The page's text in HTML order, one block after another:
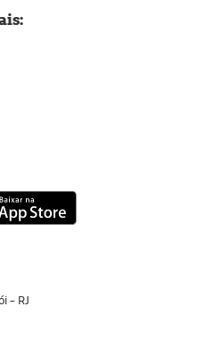
- RJ